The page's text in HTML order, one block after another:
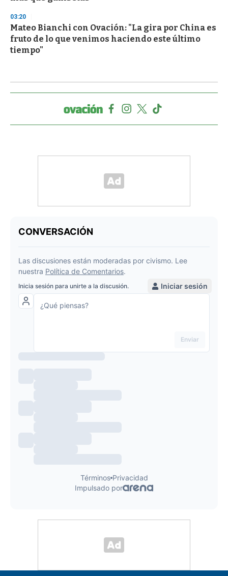
03:20
Mateo Bianchi con Ovación: "La gira por China es
fruto de lo que venimos haciendo este último
tiempo"